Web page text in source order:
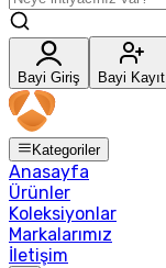
Bayi Giriş Bayi Kayıt
Kategoriler
Anasayfa
Ürünler
Koleksiyonlar
Markalarımız
İletişim